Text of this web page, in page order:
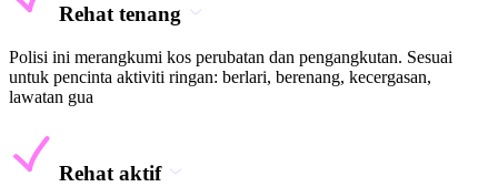
Rehat tenang
Polisi ini merangkumi kos perubatan dan pengangkutan. Sesuai
untuk pencinta aktiviti ringan: berlari, berenang, kecergasan,
lawatan gua
Rehat aktif